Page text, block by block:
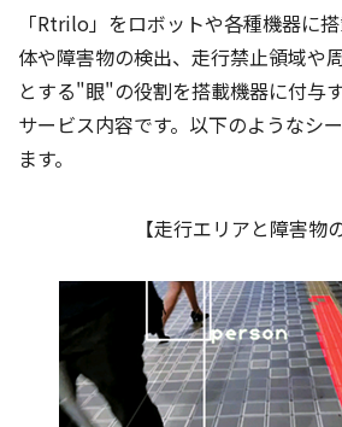
「Rtrilo」をロボットや各種機器に
体や障害物の検出、走行禁止領域や
とする"眼"の役割を搭載機器に付与
サービス内容です。以下のようなシ
ます。
【走行エリアと障害物